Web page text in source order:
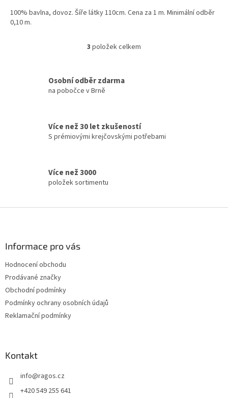
100% bavlna, dovoz. Šíře látky 110cm. Cena za 1 m. Minimální odběr
0,10 m.
O
á
p
r
i
3 položek celkem
Osobní odběr zdarma
na pobočce v Brně
Více než 30 let zkušeností
S prémiovými krejčovskými potřebami
Více než 3000
položek sortimentu
Informace pro vás
Hodnocení obchodu
Prodávané značky
Obchodní podmínky
Podmínky ochrany osobních údajů
Reklamační podmínky
Kontakt
info@ragos.cz
+420 549 255 641